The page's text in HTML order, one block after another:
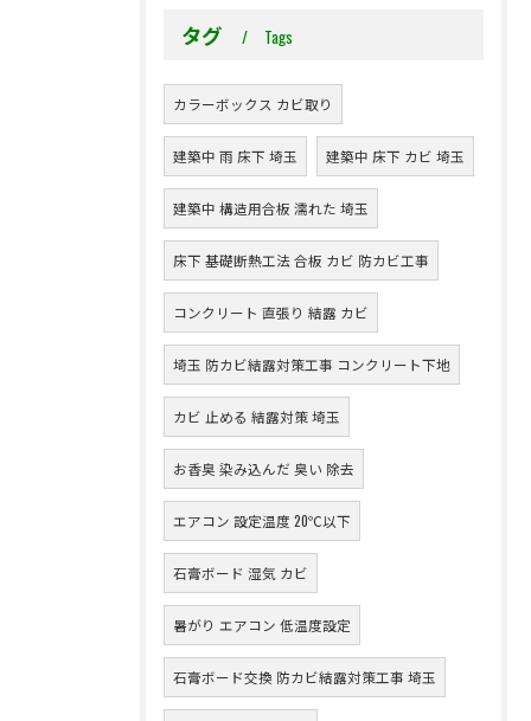
タグ Tags
カラーボックス カビ取り
建築中 雨 床下 埼玉 建築中 床下 カビ 埼玉
建築中 構造用合板 濡れた 埼玉
床下 基礎断熱工法 合板 カビ 防カビ工事
コンクリート 直張り 結露 カビ
埼玉 防カビ結露対策工事 コンクリート下地
カビ 止める 結露対策 埼玉
お香臭 染み込んだ 臭い 除去
エアコン 設定温度 20℃以下
石膏ボード 湿気 カビ
暑がり エアコン 低温度設定
石膏ボード交換 防カビ結露対策工事 埼玉